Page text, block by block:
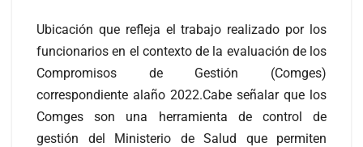
Ubicación que refleja el trabajo realizado por los
funcionarios en el contexto de la evaluación de los
Compromisos de Gestión (Comges)
correspondiente alaño 2022.Cabe señalar que los
Comges son una herramienta de control de
gestión del Ministerio de Salud que permiten